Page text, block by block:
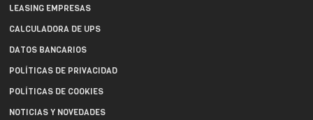
LEASING EMPRESAS
CALCULADORA DE UPS
DATOS BANCARIOS
POLÍTICAS DE PRIVACIDAD
POLÍTICAS DE COOKIES
NOTICIAS Y NOVEDADES